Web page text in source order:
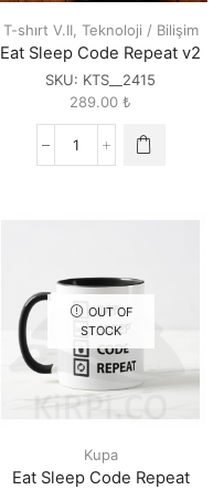
T-shırt V.II, Teknoloji / Bilişim
Eat Sleep Code Repeat v2
SKU: KTS__2415
289.00 ₺
Eat
OUT OF
STOCK
Kupa
Eat Sleep Code Repeat